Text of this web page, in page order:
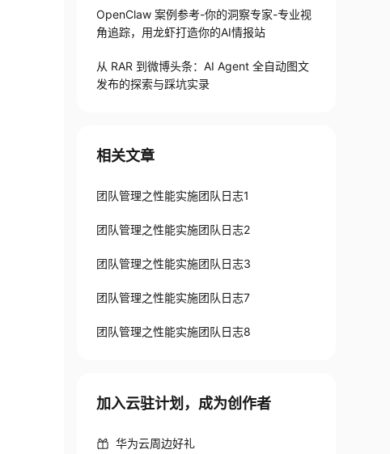
OpenClaw 案例参考-你的洞察专家-专业视
角追踪，用龙虾打造你的AI情报站
从 RAR 到微博头条：AI Agent 全自动图文
发布的探索与踩坑实录
相关文章
团队管理之性能实施团队日志1
团队管理之性能实施团队日志2
团队管理之性能实施团队日志3
团队管理之性能实施团队日志7
团队管理之性能实施团队日志8
加入云驻计划，成为创作者
华为云周边好礼